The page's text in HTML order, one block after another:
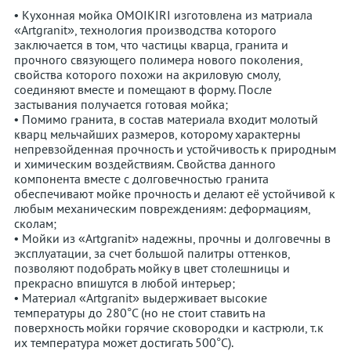
• Кухонная мойка OMOIKIRI изготовлена из матриала
«Artgranit», технология производства которого
заключается в том, что частицы кварца, гранита и
прочного связующего полимера нового поколения,
свойства которого похожи на акриловую смолу,
соединяют вместе и помещают в форму. После
застывания получается готовая мойка;
• Помимо гранита, в состав материала входит молотый
кварц мельчайших размеров, которому характерны
непревзойденная прочность и устойчивость к природным
и химическим воздействиям. Свойства данного
компонента вместе с долговечностью гранита
обеспечивают мойке прочность и делают её устойчивой к
любым механическим повреждениям: деформациям,
сколам;
• Мойки из «Artgranit» надежны, прочны и долговечны в
эксплуатации, за счет большой палитры оттенков,
позволяют подобрать мойку в цвет столешницы и
прекрасно впишутся в любой интерьер;
• Материал «Artgranit» выдерживает высокие
температуры до 280°С (но не стоит ставить на
поверхность мойки горячие сковородки и кастрюли, т.к
их температура может достигать 500°С).